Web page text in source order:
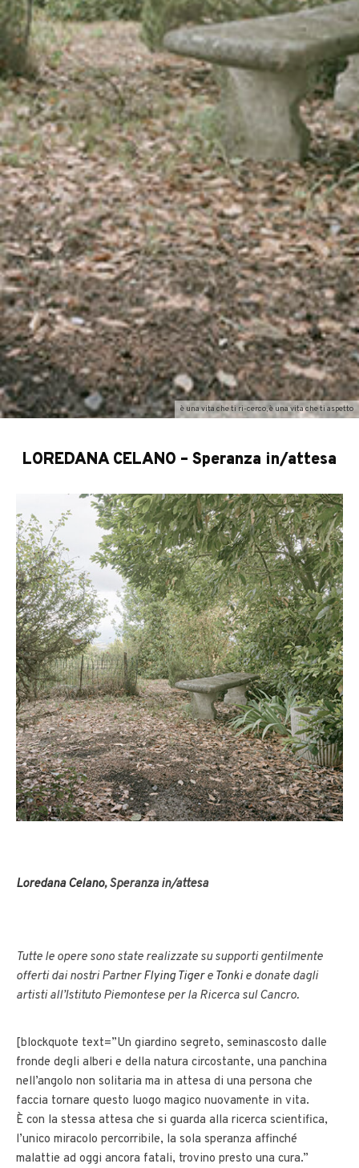
è una vita che ti ri-cerco, è una vita che ti aspetto
LOREDANA CELANO – Speranza in/attesa
Loredana Celano, Speranza in/attesa
Tutte le opere sono state realizzate su supporti gentilmente
offerti dai nostri PartnerFlying Tigere Tonkie donate dagli
artisti all’Istituto Piemontese per la Ricerca sul Cancro.
[blockquote text=”Un giardino segreto, seminascosto dalle
fronde degli alberi e della natura circostante, una panchina
nell’angolo non solitaria ma in attesa di una persona che
faccia tornare questo luogo magico nuovamente in vita.
È con la stessa attesa che si guarda alla ricerca scientifica,
l’unico miracolo percorribile, la sola speranza affinché
malattie ad oggi ancora fatali, trovino presto una cura.”